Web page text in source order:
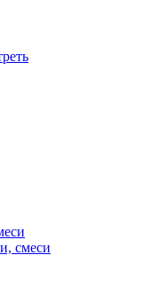
смеси